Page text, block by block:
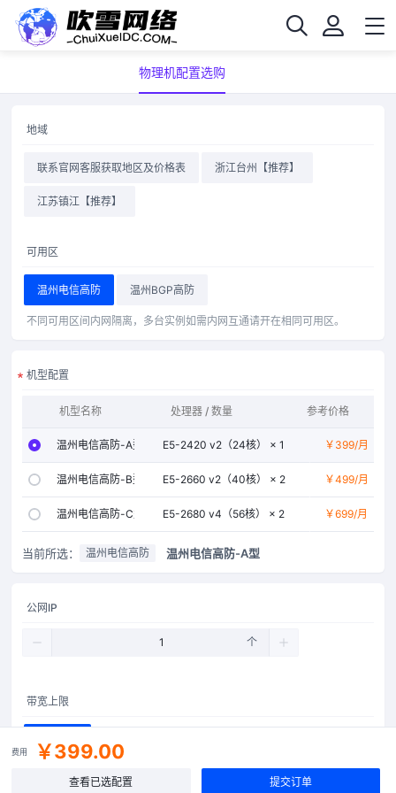
物理机配置选购
地域
联系官网客服获取地区及价格表 浙江台州【推荐】
江苏镇江【推荐】
可用区
温州电信高防 温州BGP高防
不同可用区间内网隔离，多台实例如需内网互通请开在相同可用区。
机型配置
机型名称 处理器 / 数量 内存
参考价格
温州电信高防-A型 E5-2420 v2（24核） × 1 32GB
￥399/月
温州电信高防-B型 E5-2660 v2（40核） × 2 64GB
￥499/月
温州电信高防-C型 E5-2680 v4（56核） × 2 128GB
￥699/月
当前所选： 温州电信高防 温州电信高防-A型
公网IP
个
带宽上限
费用 ￥399.00
查看已选配置 提交订单